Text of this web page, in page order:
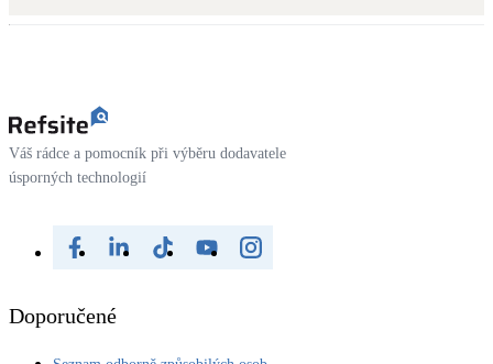
Váš rádce a pomocník při výběru dodavatele
úsporných technologií
Doporučené